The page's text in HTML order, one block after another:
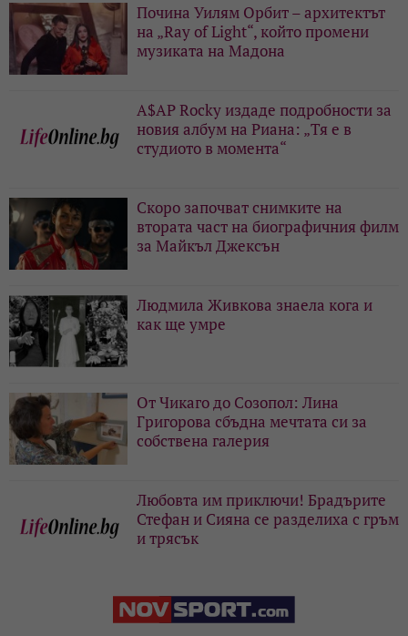
Почина Уилям Орбит – архитектът
на „Ray of Light“, който промени
музиката на Мадона
A$AP Rocky издаде подробности за
новия албум на Риана: „Тя е в
студиото в момента“
Скоро започват снимките на
втората част на биографичния филм
за Майкъл Джексън
Людмила Живкова знаела кога и
как ще умре
От Чикаго до Созопол: Лина
Григорова сбъдна мечтата си за
собствена галерия
Любовта им приключи! Брадърите
Стефан и Сияна се разделиха с гръм
и трясък